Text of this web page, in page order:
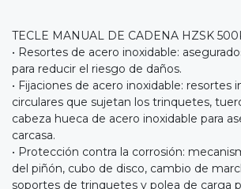
TECLE MANUAL DE CADENA HZSK
• Resortes de acero inoxidable:
para reducir el riesgo de daños.
• Fijaciones de acero inoxidable: resortes
circulares que sujetan los trinquetes,
cabeza hueca de acero inoxidable para
carcasa.
• Protección contra la corrosión:
del piñón, cubo de disco, cambio de
soportes de trinquetes y polea de carga